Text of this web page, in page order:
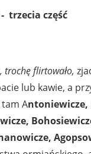
trzecia część
trochę flirtowało,
lub kawie, a
Antoniewicze,